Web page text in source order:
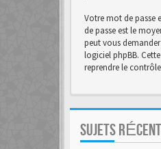
Votre mot de passe
de passe est le
peut vous
logiciel phpBB.
reprendre le
SUJETS